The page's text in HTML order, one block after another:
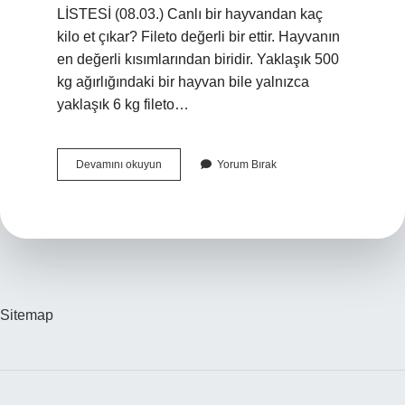
LİSTESİ (08.03.) Canlı bir hayvandan kaç
kilo et çıkar? Fileto değerli bir ettir. Hayvanın
en değerli kısımlarından biridir. Yaklaşık 500
kg ağırlığındaki bir hayvan bile yalnızca
yaklaşık 6 kg fileto…
Devamını okuyun
Büyükbaş
Yorum Bırak
Sitemap